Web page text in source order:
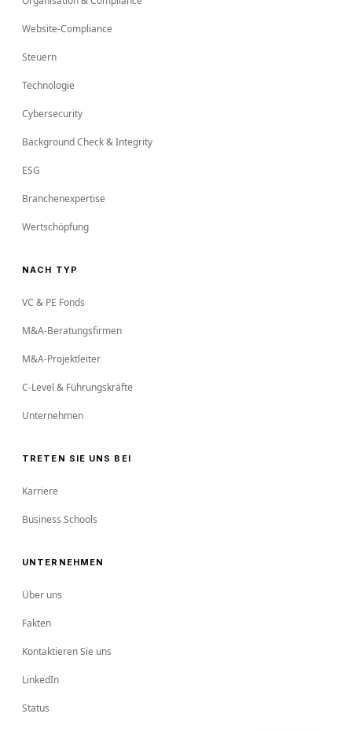
Website-Compliance
Steuern
Technologie
Cybersecurity
Background Check & Integrity
ESG
Branchenexpertise
Wertschöpfung
NACH TYP
VC & PE Fonds
M&A-Beratungsfirmen
M&A-Projektleiter
C-Level & Führungskräfte
Unternehmen
TRETEN SIE UNS BEI
Karriere
Business Schools
UNTERNEHMEN
Über uns
Fakten
Kontaktieren Sie uns
LinkedIn
Status